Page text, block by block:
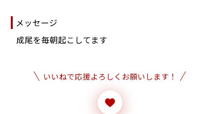
メッセージ
成尾を毎朝起こしてます
いいねで応援よろしくお願いします！